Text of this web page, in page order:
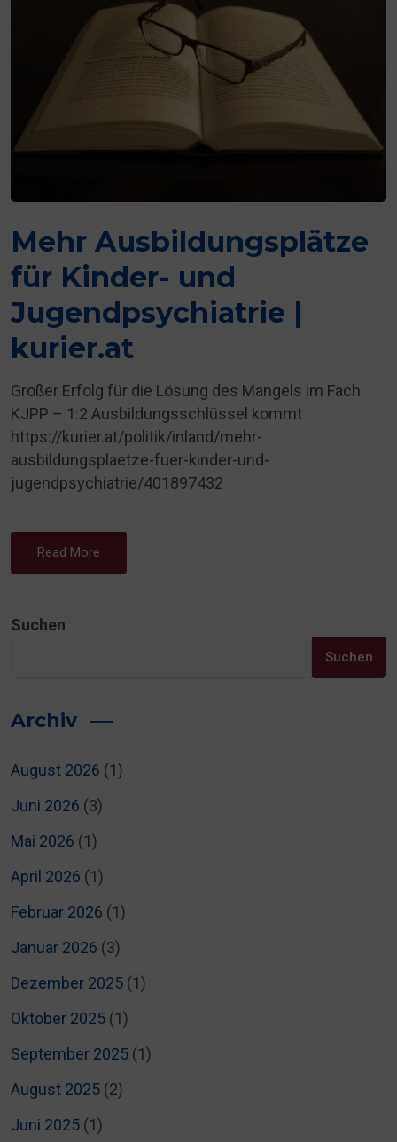
Mehr Ausbildungsplätze
für Kinder- und
Jugendpsychiatrie |
kurier.at
Großer Erfolg für die Lösung des Mangels im Fach
KJPP – 1:2 Ausbildungsschlüssel kommt
https://kurier.at/politik/inland/mehr-
ausbildungsplaetze-fuer-kinder-und-
jugendpsychiatrie/401897432
Read More
Suchen
Suchen
Archiv
August 2026 (1)
Juni 2026 (3)
Mai 2026 (1)
April 2026 (1)
Februar 2026 (1)
Januar 2026 (3)
Dezember 2025 (1)
Oktober 2025 (1)
September 2025 (1)
August 2025 (2)
Juni 2025 (1)